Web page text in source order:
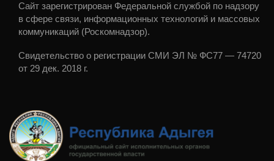
Сайт зарегистрирован Федеральной службой по надзору
в сфере связи, информационных технологий и массовых
коммуникаций (Роскомнадзор).
Свидетельство о регистрации СМИ ЭЛ № ФС77 — 74720
от 29 дек. 2018 г.